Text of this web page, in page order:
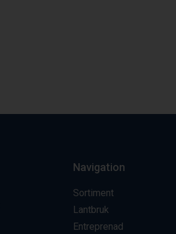
Navigation
Sortiment
Lantbruk
Entreprenad